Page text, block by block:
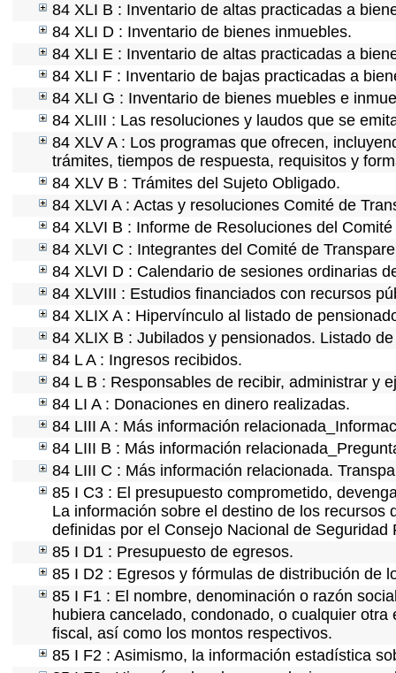
84 XLI B : Inventario de altas practicadas a
84 XLI D : Inventario de bienes inmuebles.
84 XLI E : Inventario de altas practicadas a
84 XLI F : Inventario de bajas practicadas a
84 XLI G : Inventario de bienes muebles e
84 XLIII : Las resoluciones y laudos que se
84 XLV A : Los programas que ofrecen,
trámites, tiempos de respuesta, requisitos y
84 XLV B : Trámites del Sujeto Obligado.
84 XLVI A : Actas y resoluciones Comité de
84 XLVI B : Informe de Resoluciones del
84 XLVI C : Integrantes del Comité de
84 XLVI D : Calendario de sesiones ordinarias
84 XLVIII : Estudios financiados con recursos
84 XLIX A : Hipervínculo al listado de
84 XLIX B : Jubilados y pensionados. Listado
84 L A : Ingresos recibidos.
84 L B : Responsables de recibir, administrar y
84 LI A : Donaciones en dinero realizadas.
84 LIII A : Más información
84 LIII B : Más información
84 LIII C : Más información relacionada.
85 I C3 : El presupuesto comprometido,
La información sobre el destino de los
definidas por el Consejo Nacional de Seguridad
85 I D1 : Presupuesto de egresos.
85 I D2 : Egresos y fórmulas de distribución de
85 I F1 : El nombre, denominación o razón
hubiera cancelado, condonado, o cualquier
fiscal, así como los montos respectivos.
85 I F2 : Asimismo, la información estadística